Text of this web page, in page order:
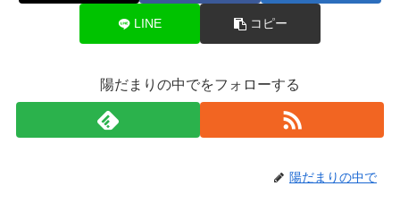
LINE コピー
陽だまりの中でをフォローする
陽だまりの中で